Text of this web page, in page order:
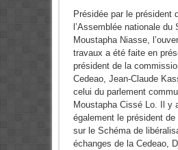
Présidée par le président
l’Assemblée nationale du
Moustapha Niasse,
travaux a été faite en
président de la
Cedeao, Jean-Claude
celui du parlement
Moustapha Cissé Lo. Il y
également le président
sur le Schéma de
échanges de la Cedeao,